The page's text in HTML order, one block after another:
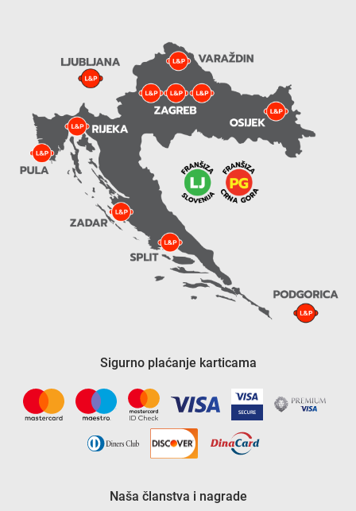
Sigurno plaćanje karticama
Naša članstva i nagrade